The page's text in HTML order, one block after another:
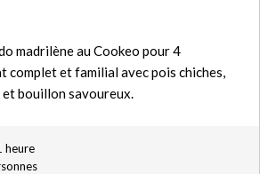
madrilène au Cookeo pour 4
complet et familial avec pois chiches,
et bouillon savoureux.
heure